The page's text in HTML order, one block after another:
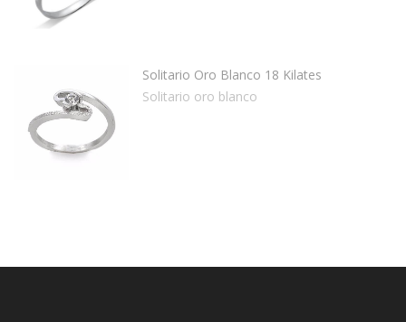
Solitario Oro Blanco 18 Kilates
Solitario oro blanco